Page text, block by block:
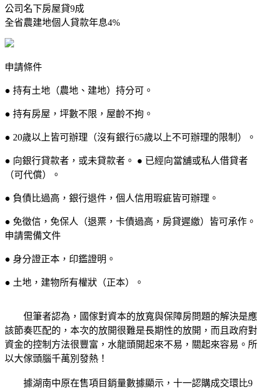
公司名下房屋貸9成
全省農建地個人貸款年息4%
申請條件
● 持有土地（農地、建地）持分可。
● 持有房屋，坪數不限，屋齡不拘。
● 20歲以上皆可辦理（沒有銀行65歲以上不可辦理的限制）。
● 向銀行貸款者，或未貸款者。 ● 已經向當舖或私人借貸者
（可代償）。
● 負債比過高，銀行退件，個人信用瑕疵皆可辦理。
● 免徵信，免保人（退票，卡債過高，房貸遲繳）皆可承作。
申請需備文件
● 身分證正本，印鑑證明。
● 土地，建物所有權狀（正本）。
但筆者認為，國傢對資本的放寬與保障房問題的解決是應
該節奏匹配的，本次的放開很難是長期性的放開，而且政府對
資金的控制方法很豐富，水龍頭開起來不易，關起來容易。所
以大傢頭腦千萬別發熱！
據湖南中原在售項目銷量數據顯示，十一認購成交環比9